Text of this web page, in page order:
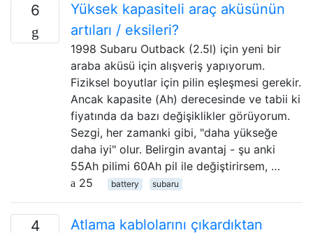
6
Yüksek kapasiteli araç aküsünün
artıları / eksileri?
1998 Subaru Outback (2.5l) için yeni bir
araba aküsü için alışveriş yapıyorum.
Fiziksel boyutlar için pilin eşleşmesi gerekir.
Ancak kapasite (Ah) derecesinde ve tabii ki
fiyatında da bazı değişiklikler görüyorum.
Sezgi, her zamanki gibi, "daha yükseğe
daha iyi" olur. Belirgin avantaj - şu anki
55Ah pilimi 60Ah pil ile değiştirirsem, …
25
battery subaru
4
Atlama kablolarını çıkardıktan